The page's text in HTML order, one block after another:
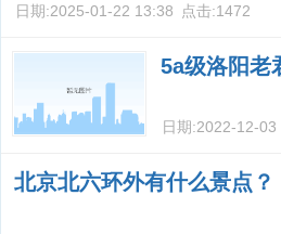
日期:2025-01-22 13:38 点击:1472
5a级洛阳老
日期:2022-12-03
北京北六环外有什么景点？